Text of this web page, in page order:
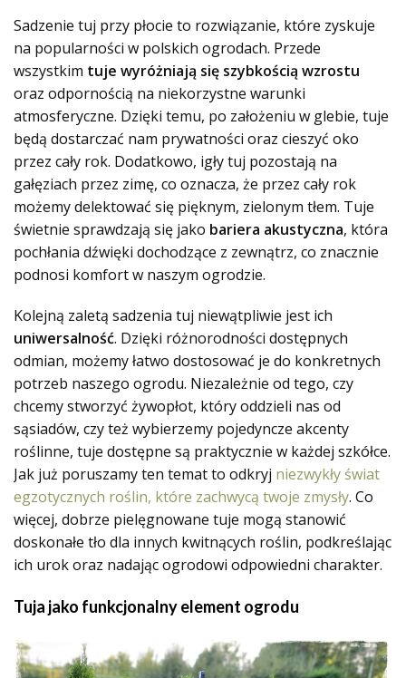
Sadzenie tuj przy płocie to rozwiązanie, które zyskuje
na popularności w polskich ogrodach. Przede
wszystkim tuje wyróżniają się szybkością wzrostu
oraz odpornością na niekorzystne warunki
atmosferyczne. Dzięki temu, po założeniu w glebie, tuje
będą dostarczać nam prywatności oraz cieszyć oko
przez cały rok. Dodatkowo, igły tuj pozostają na
gałęziach przez zimę, co oznacza, że przez cały rok
możemy delektować się pięknym, zielonym tłem. Tuje
świetnie sprawdzają się jako bariera akustyczna, która
pochłania dźwięki dochodzące z zewnątrz, co znacznie
podnosi komfort w naszym ogrodzie.
Kolejną zaletą sadzenia tuj niewątpliwie jest ich
uniwersalność. Dzięki różnorodności dostępnych
odmian, możemy łatwo dostosować je do konkretnych
potrzeb naszego ogrodu. Niezależnie od tego, czy
chcemy stworzyć żywopłot, który oddzieli nas od
sąsiadów, czy też wybierzemy pojedyncze akcenty
roślinne, tuje dostępne są praktycznie w każdej szkółce.
Jak już poruszamy ten temat to odkryj niezwykły świat
egzotycznych roślin, które zachwycą twoje zmysły. Co
więcej, dobrze pielęgnowane tuje mogą stanowić
doskonałe tło dla innych kwitnących roślin, podkreślając
ich urok oraz nadając ogrodowi odpowiedni charakter.
Tuja jako funkcjonalny element ogrodu